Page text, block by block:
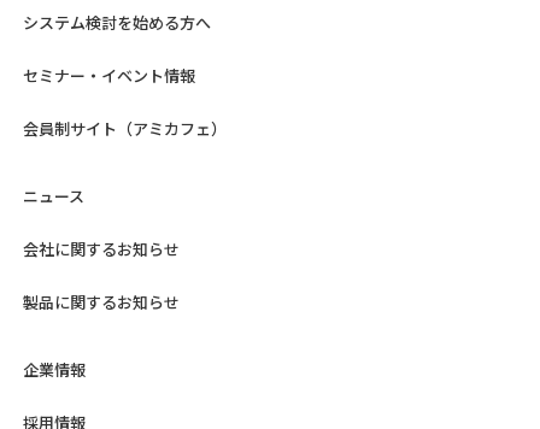
システム検討を始める方へ
セミナー・イベント情報
会員制サイト（アミカフェ）
ニュース
会社に関するお知らせ
製品に関するお知らせ
企業情報
採用情報